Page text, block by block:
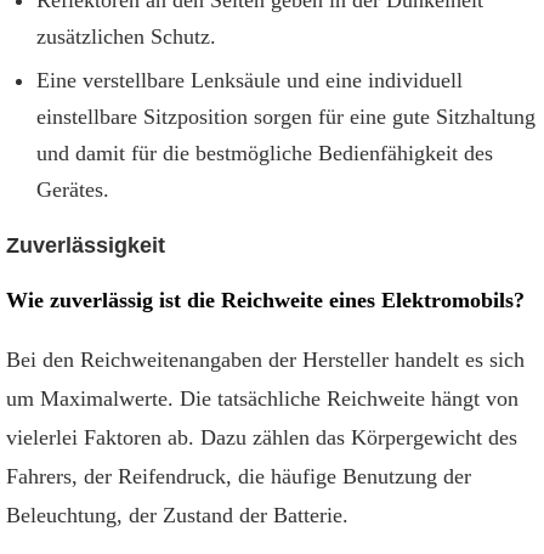
zusätzlichen Schutz.
Eine verstellbare Lenksäule und eine individuell
einstellbare Sitzposition sorgen für eine gute Sitzhaltung
und damit für die bestmögliche Bedienfähigkeit des
Gerätes.
Zuverlässigkeit
Wie zuverlässig ist die Reichweite eines Elektromobils?
Bei den Reichweitenangaben der Hersteller handelt es sich
um Maximalwerte. Die tatsächliche Reichweite hängt von
vielerlei Faktoren ab. Dazu zählen das Körpergewicht des
Fahrers, der Reifendruck, die häufige Benutzung der
Beleuchtung, der Zustand der Batterie.